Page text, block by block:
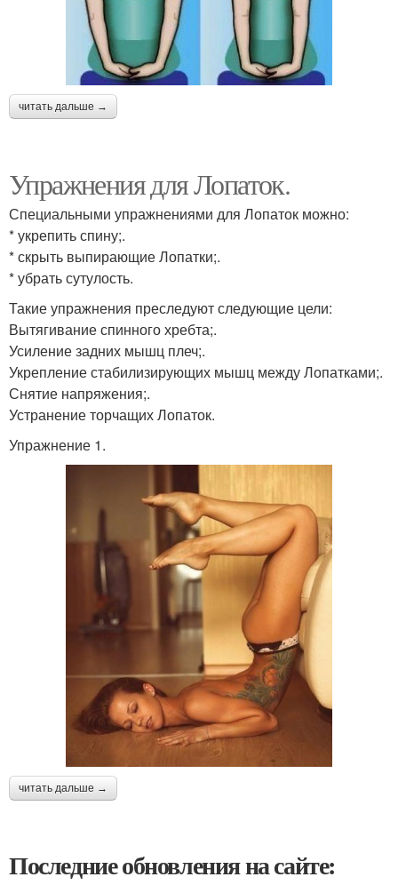
читать дальше →
Упражнения для Лопаток.
Специальными упражнениями для Лопаток можно:
* укрепить спину;.
* скрыть выпирающие Лопатки;.
* убрать сутулость.
Такие упражнения преследуют следующие цели:
Вытягивание спинного хребта;.
Усиление задних мышц плеч;.
Укрепление стабилизирующих мышц между Лопатками;.
Снятие напряжения;.
Устранение торчащих Лопаток.
Упражнение 1.
читать дальше →
Последние обновления на сайте: